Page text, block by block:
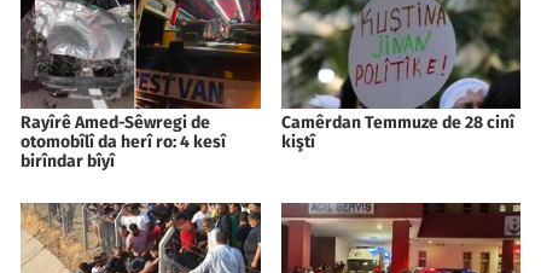
Rayîrê Amed-Sêwregi de
otomobîlî da herî ro: 4 kesî
birîndar bîyî
Camêrdan Temmuze de 28 cinî
kiştî